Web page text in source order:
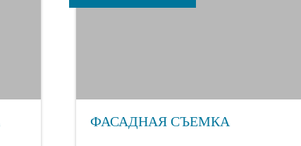
ФАСАДНАЯ СЪЕМКА